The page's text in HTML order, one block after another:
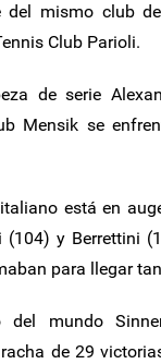
del mismo club
Club Parioli.
de serie
Mensik se
está en
(104) y Berrettini
para llegar
del mundo
de 29